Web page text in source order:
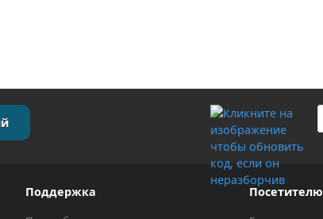
Поддержка Посетителю